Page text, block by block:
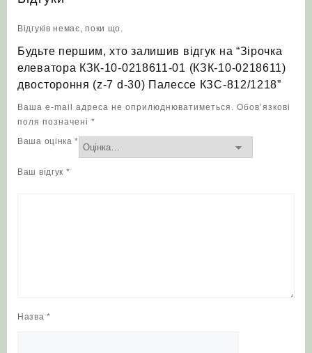
Відгуків немає, поки що.
Будьте першим, хто залишив відгук на “Зірочка
елеватора КЗК-10-0218611-01 (КЗК-10-0218611)
двостороння (z-7 d-30) Палессе КЗС-812/1218”
Ваша e-mail адреса не оприлюднюватиметься. Обов’язкові
поля позначені *
Ваша оцінка*
Ваш відгук *
Назва*